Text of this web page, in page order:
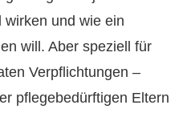
und wie ein
will. Aber speziell für
Verpflichtungen –
pflegebedürftigen Eltern